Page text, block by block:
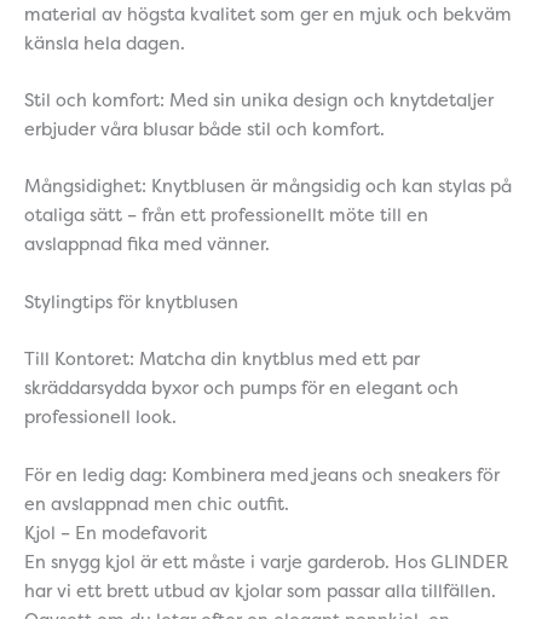
material av högsta kvalitet som ger en mjuk och bekväm
känsla hela dagen.
Stil och komfort: Med sin unika design och knytdetaljer
erbjuder våra blusar både stil och komfort.
Mångsidighet: Knytblusen är mångsidig och kan stylas på
otaliga sätt – från ett professionellt möte till en
avslappnad fika med vänner.
Stylingtips för knytblusen
Till Kontoret: Matcha din knytblus med ett par
skräddarsydda byxor och pumps för en elegant och
professionell look.
För en ledig dag: Kombinera med jeans och sneakers för
en avslappnad men chic outfit.
Kjol – En modefavorit
En snygg kjol är ett måste i varje garderob. Hos GLINDER
har vi ett brett utbud av kjolar som passar alla tillfällen.